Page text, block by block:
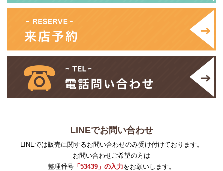
LINEでお問い合わせ
LINEでは販売に関するお問い合わせのみ受け付けております。
お問い合わせご希望の方は
整理番号 「53439」の入力をお願いします。